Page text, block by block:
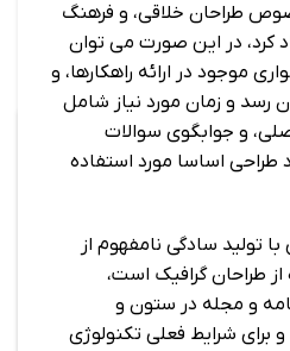
طراحان خلاقی، و فرهنگ
کرد، در این صورت می توان
موجود در ارائه راهکارها، و
رسد و زمان مورد نیاز شامل
و جوابگوی سوالات
اساسا مورد استفاده
تولید سادگی نامفهوم از
طراحان گرافیک است،
و مجله در ستون و
برای شرایط فعلی تکنولوژی